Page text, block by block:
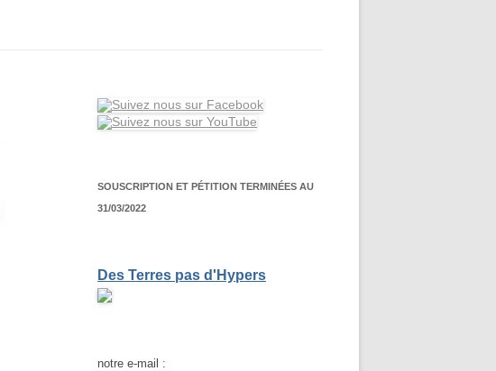
SOUSCRIPTION ET PÉTITION TERMINÉES AU
31/03/2022
Des Terres pas d'Hypers
notre e-mail :